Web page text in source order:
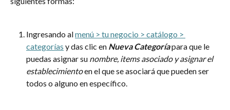
Ingresando al menú > tu negocio > catálogo >
categorías y das clic en Nueva Categoría para que le
puedas asignar su nombre, items asociado y asignar el
establecimiento en el que se asociará que pueden ser
todos o alguno en específico.